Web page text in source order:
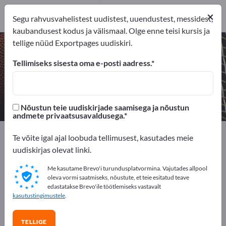
Muusikainstrumendid – leidke
tootjaid ja tarnijaid
9
Tootja
Exportpages Sport ja vaba aeg Muusikainstrumendid
Reklaamige tasuta Exportpages'is!
Vajadused – Pakkumised – Kasutatud kaubad –
Ärikontaktid >> alustage siit
Avalikusta oma ettevõte ja tooted
×
Segu rahvusvahelistest uudistest, uuendustest, messidest,
kaubandusest kodus ja välismaal. Olge enne teisi kursis ja
tellige nüüd Exportpages uudiskiri.
Tellimiseks sisesta oma e-posti aadress.
Nõustun teie uudiskirjade saamisega ja nõustun
andmete privaatsusavaldusega.
Te võite igal ajal loobuda tellimusest, kasutades meie
uudiskirjas olevat linki.
Me kasutame Brevo'i turundusplatvormina. Vajutades allpool
oleva vormi saatmiseks, nõustute, et teie esitatud teave
edastatakse Brevo'ile töötlemiseks vastavalt
kasutustingimustele.
TELLIGE